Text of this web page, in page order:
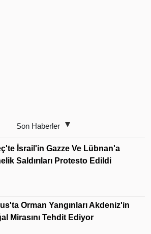
Son Haberler
İsrail'in Gazze Ve Lübnan'a
Saldırıları Protesto Edildi
Orman Yangınları Akdeniz'in
Mirasını Tehdit Ediyor